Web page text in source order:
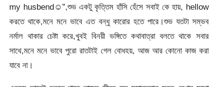
my husbend☺️”,শুভ একটু কৃত্তিম হাঁসি হেঁসে সবাই কে হায়, hellow
করতে থাকে,মনে মনে ভাবে এত বন্ধু কারোর হতে পারে।শুভ যতটা সম্ভব
নর্মাল থাকার চেষ্টা করে,খুবই বিনয়ী ভঙ্গিতে কথাবাত্রা বলতে থাকে সবার
সাথে,মনে মনে ভাবে পুরো রাতটাই গেল বোধহয়, আজ আর কোনো কাজ করা
যাবে না।